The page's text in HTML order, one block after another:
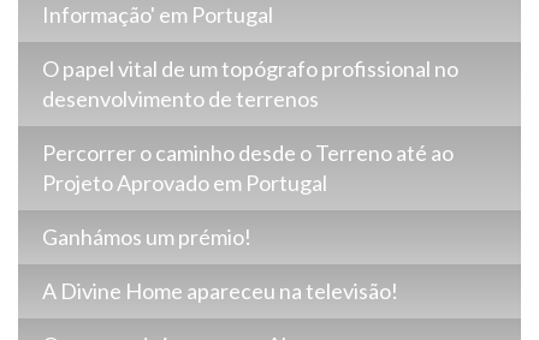
Informação' em Portugal
O papel vital de um topógrafo profissional no
desenvolvimento de terrenos
Percorrer o caminho desde o Terreno até ao
Projeto Aprovado em Portugal
Ganhámos um prémio!
A Divine Home apareceu na televisão!